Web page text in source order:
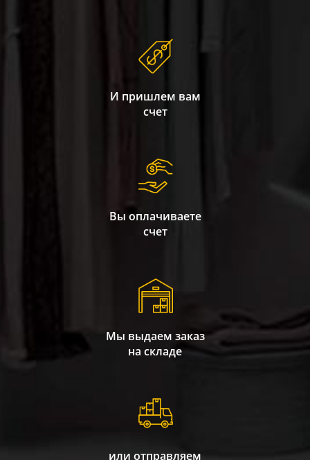
И пришлем вам
счет
Вы оплачиваете
счет
Мы выдаем заказ
на складе
или отправляем